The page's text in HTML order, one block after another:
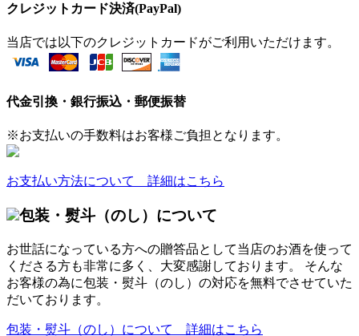
クレジットカード決済(PayPal)
当店では以下のクレジットカードがご利用いただけます。
代金引換・銀行振込・郵便振替
※お支払いの手数料はお客様ご負担となります。
お支払い方法について 詳細はこちら
包装・熨斗（のし）について
お世話になっている方への贈答品として当店のお酒を使って
くださる方も非常に多く、大変感謝しております。 そんな
お客様の為に包装・熨斗（のし）の対応を無料でさせていた
だいております。
包装・熨斗（のし）について 詳細はこちら